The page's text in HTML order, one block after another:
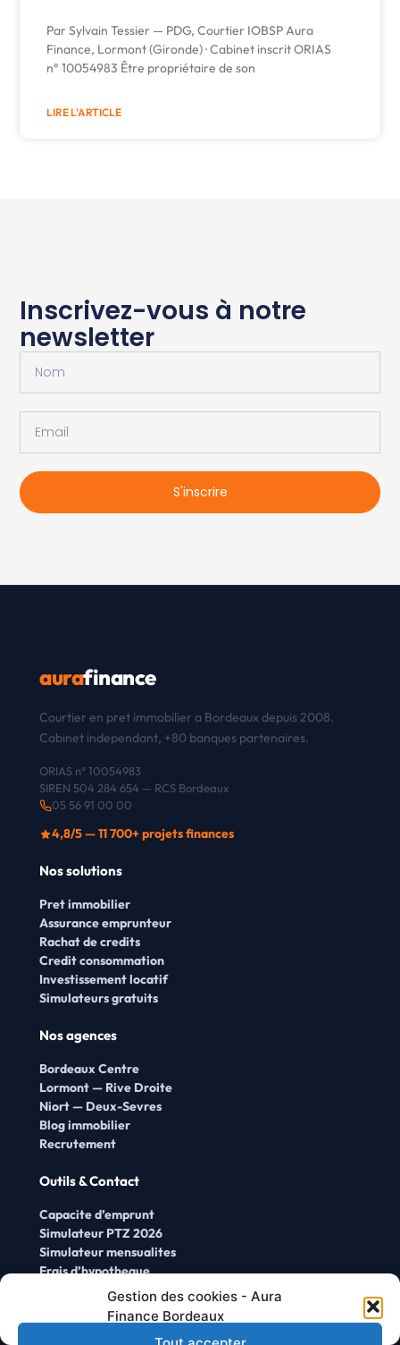
Gestion des cookies - Aura
Finance Bordeaux
Chez Aura Finance Bordeaux, nous respectons votre vie privée. Nous
utilisons des cookies pour optimiser votre navigation, analyser l'audience
Par Sylvain Tessier — PDG, Courtier IOBSP Aura
Finance, Lormont (Gironde) · Cabinet inscrit ORIAS
n° 10054983 Être propriétaire de son
LIRE L'ARTICLE
Inscrivez-vous à notre
newsletter
S'inscrire
aurafinance
Courtier en pret immobilier a Bordeaux depuis 2008.
Cabinet independant, +80 banques partenaires.
ORIAS n° 10054983
SIREN 504 284 654 — RCS Bordeaux
05 56 91 00 00
4,8/5 — 11 700+ projets finances
Nos solutions
Pret immobilier
Assurance emprunteur
Rachat de credits
Credit consommation
Investissement locatif
Simulateurs gratuits
Nos agences
Bordeaux Centre
Lormont — Rive Droite
Niort — Deux-Sevres
Blog immobilier
Recrutement
Outils & Contact
Capacite d’emprunt
Simulateur PTZ 2026
Simulateur mensualites
Frais d’hypotheque
Espace client
Nous contacter →